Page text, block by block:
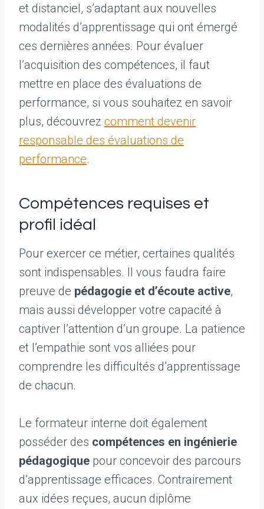
et distanciel, s’adaptant aux nouvelles
modalités d’apprentissage qui ont émergé
ces dernières années. Pour évaluer
l’acquisition des compétences, il faut
mettre en place des évaluations de
performance, si vous souhaitez en savoir
plus, découvrez comment devenir
responsable des évaluations de
performance.
Compétences requises et
profil idéal
Pour exercer ce métier, certaines qualités
sont indispensables. Il vous faudra faire
preuve de pédagogie et d’écoute active,
mais aussi développer votre capacité à
captiver l’attention d’un groupe. La patience
et l’empathie sont vos alliées pour
comprendre les difficultés d’apprentissage
de chacun.
Le formateur interne doit également
posséder des compétences en ingénierie
pédagogique pour concevoir des parcours
d’apprentissage efficaces. Contrairement
aux idées reçues, aucun diplôme